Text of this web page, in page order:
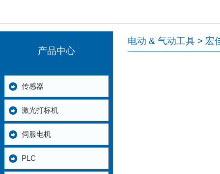
产品中心
传感器
激光打标机
伺服电机
PLC
电动 & 气动工具 > 宏